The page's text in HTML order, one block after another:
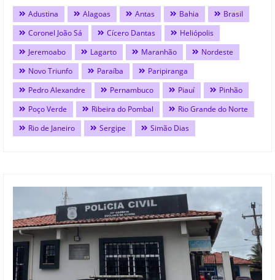
Adustina Alagoas Antas Bahia
Brasil
Coronel João Sá
Cícero Dantas
Heliópolis
Jeremoabo
Lagarto Maranhão
Nordeste
Novo Triunfo
Paraíba
Paripiranga
Pedro Alexandre
Pernambuco Piauí
Pinhão
Poço Verde
Ribeira do Pombal
Rio Grande do Norte
Rio de Janeiro
Sergipe Simão Dias